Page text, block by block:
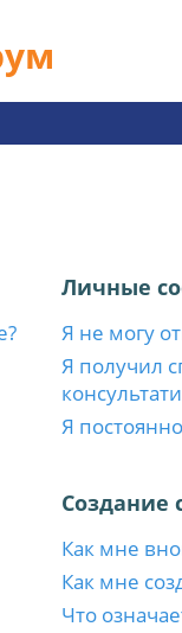
Личные
Я не могу
Я получил
Я
Создание
Как мне
Как мне
Что